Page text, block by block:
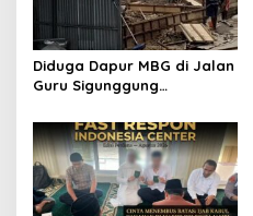
Diduga Dapur MBG di Jalan
Guru Sigunggung
SOP, Selain itu Warga
Keluhkan Bau Limbah yang
Menyengat.